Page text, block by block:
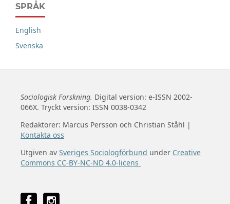
SPRÅK
English
Svenska
Sociologisk Forskning. Digital version: e-ISSN 2002-
066X. Tryckt version: ISSN 0038-0342
Redaktörer: Marcus Persson och Christian Ståhl |
Kontakta oss
Utgiven av Sveriges Sociologförbund under Creative
Commons CC-BY-NC-ND 4.0-licens